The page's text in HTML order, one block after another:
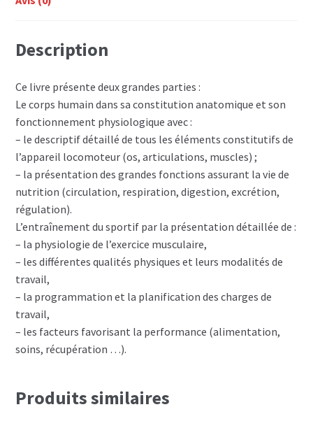
Description
Ce livre présente deux grandes parties :
Le corps humain dans sa constitution anatomique et son
fonctionnement physiologique avec :
– le descriptif détaillé de tous les éléments constitutifs de
l’appareil locomoteur (os, articulations, muscles) ;
– la présentation des grandes fonctions assurant la vie de
nutrition (circulation, respiration, digestion, excrétion,
régulation).
L’entraînement du sportif par la présentation détaillée de :
– la physiologie de l’exercice musculaire,
– les différentes qualités physiques et leurs modalités de
travail,
– la programmation et la planification des charges de
travail,
– les facteurs favorisant la performance (alimentation,
soins, récupération …).
Produits similaires